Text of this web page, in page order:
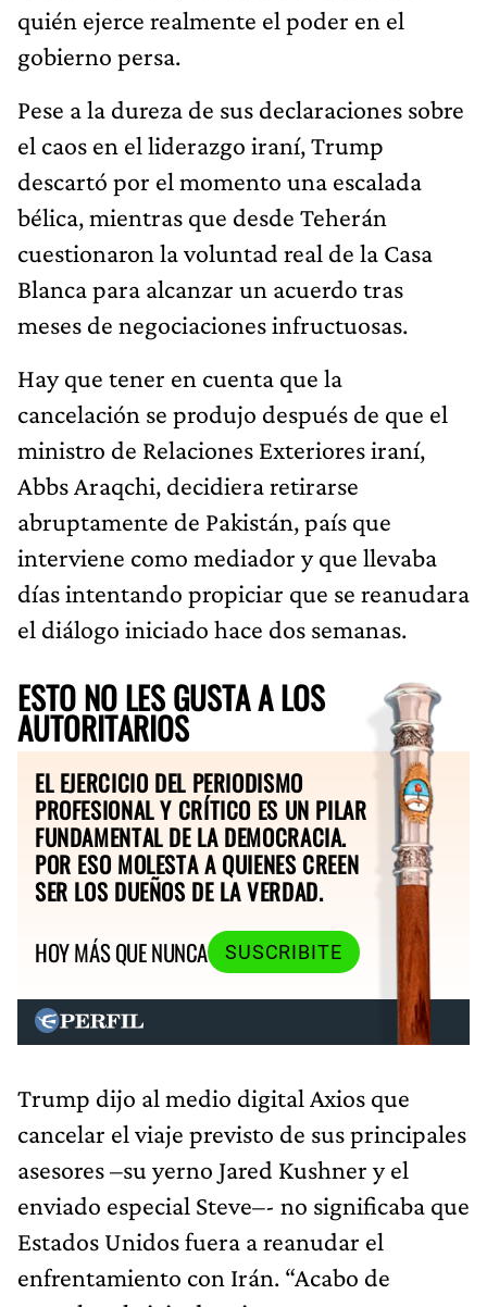
quién ejerce realmente el poder en el
gobierno persa.
Pese a la dureza de sus declaraciones sobre
el caos en el liderazgo iraní, Trump
descartó por el momento una escalada
bélica, mientras que desde Teherán
cuestionaron la voluntad real de la Casa
Blanca para alcanzar un acuerdo tras
meses de negociaciones infructuosas.
Hay que tener en cuenta que la
cancelación se produjo después de que el
ministro de Relaciones Exteriores iraní,
Abbs Araqchi, decidiera retirarse
abruptamente de Pakistán, país que
interviene como mediador y que llevaba
días intentando propiciar que se reanudara
el diálogo iniciado hace dos semanas.
ESTO NO LES GUSTA A LOS
AUTORITARIOS
EL EJERCICIO DEL PERIODISMO
PROFESIONAL Y CRÍTICO ES UN PILAR
FUNDAMENTAL DE LA DEMOCRACIA.
POR ESO MOLESTA A QUIENES CREEN
SER LOS DUEÑOS DE LA VERDAD.
HOY MÁS QUE NUNCA
SUSCRIBITE
Trump dijo al medio digital Axios que
cancelar el viaje previsto de sus principales
asesores –su yerno Jared Kushner y el
enviado especial Steve–- no significaba que
Estados Unidos fuera a reanudar el
enfrentamiento con Irán. “Acabo de